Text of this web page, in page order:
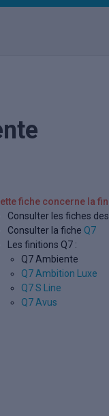
fiche concerne la
Consulter les fiches
Consulter la fiche Q7
Les finitions Q7 :
Q7 Ambiente
Q7 Ambition Luxe
Q7 S Line
Q7 Avus